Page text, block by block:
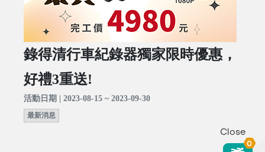
錄得清行車紀錄器獨家限時優惠，
好禮3重送!
活動日期 | 2023-08-15 ~ 2023-09-30
最新消息
Close
0